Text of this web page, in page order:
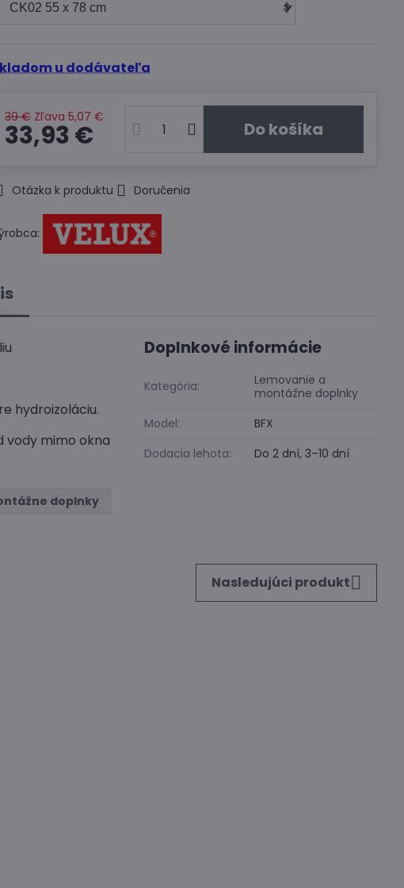
u dodávateľa
39 € Zľava 5,07 €
33,93 € Do košíka
Otázka k produktu Doručenia
hydroizoláciu.
vody mimo okna
doplnky
Doplnkové informácie
Kategória:
Lemovanie a
montážne doplnky
Model:
BFX
Dodacia lehota:
Do 2 dní, 3–10 dní
Nasledujúci produkt